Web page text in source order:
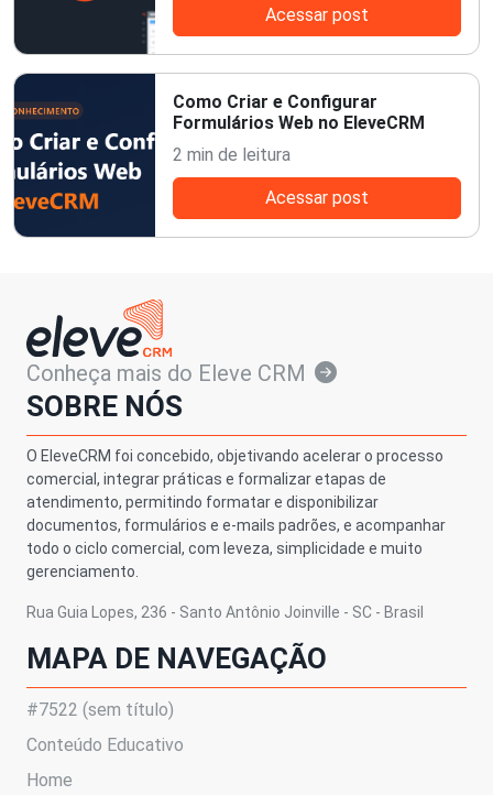
Acessar post
Como Criar e Configurar
Formulários Web no EleveCRM
2 min de leitura
Acessar post
Conheça mais do Eleve CRM
SOBRE NÓS
O EleveCRM foi concebido, objetivando acelerar o processo
comercial, integrar práticas e formalizar etapas de
atendimento, permitindo formatar e disponibilizar
documentos, formulários e e-mails padrões, e acompanhar
todo o ciclo comercial, com leveza, simplicidade e muito
gerenciamento.
Rua Guia Lopes, 236 - Santo Antônio Joinville - SC - Brasil
MAPA DE NAVEGAÇÃO
#7522 (sem título)
Conteúdo Educativo
Home